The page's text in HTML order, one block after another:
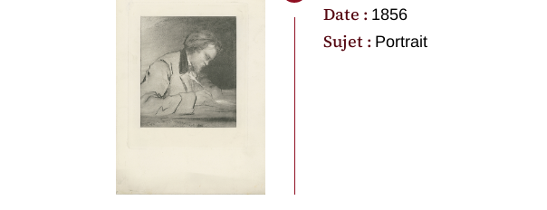
Date : 1856
Sujet : Portrait